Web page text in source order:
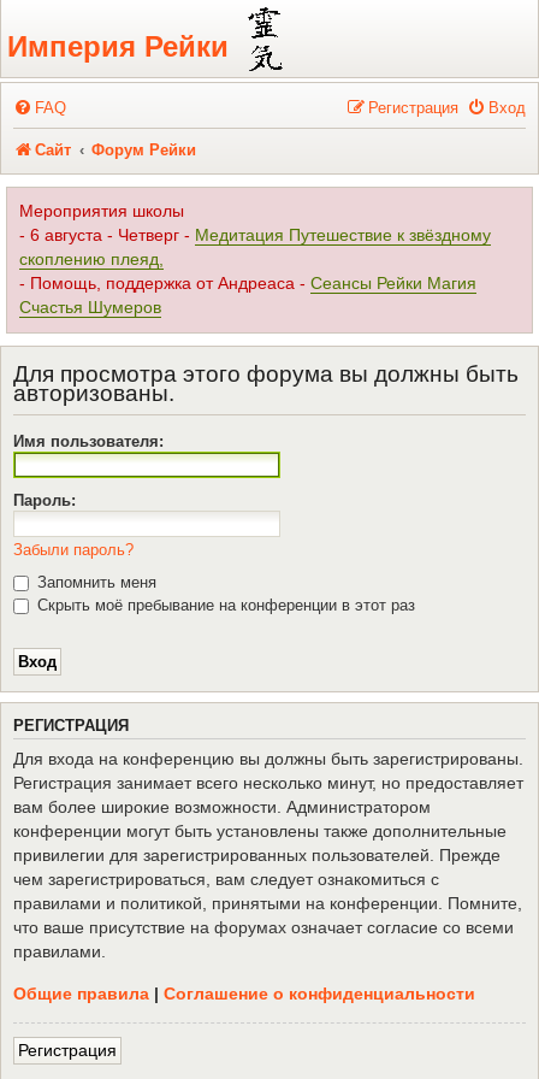
Регистрация
Империя Рейки
FAQ Вход
Регистрация
Сайт Форум Рейки
Мероприятия школы
- 6 августа - Четверг - Медитация Путешествие к звёздному
скоплению плеяд,
- Помощь, поддержка от Андреаса - Сеансы Рейки Магия
Счастья Шумеров
Для просмотра этого форума вы должны быть
авторизованы.
Имя пользователя:
Пароль:
Забыли пароль?
Запомнить меня
Скрыть моё пребывание на конференции в этот раз
РЕГИСТРАЦИЯ
Для входа на конференцию вы должны быть зарегистрированы.
Регистрация занимает всего несколько минут, но предоставляет
вам более широкие возможности. Администратором
конференции могут быть установлены также дополнительные
привилегии для зарегистрированных пользователей. Прежде
чем зарегистрироваться, вам следует ознакомиться с
правилами и политикой, принятыми на конференции. Помните,
что ваше присутствие на форумах означает согласие со всеми
правилами.
Общие правила | Соглашение о конфиденциальности
Регистрация